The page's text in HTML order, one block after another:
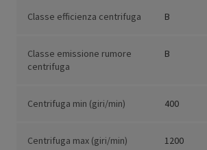
Classe efficienza centrifuga B
Classe emissione rumore
centrifuga
B
Centrifuga min (giri/min) 400
Centrifuga max (giri/min) 1200